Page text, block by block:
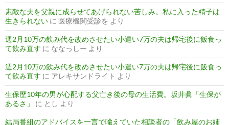
素敵な夫を父親に成らせてあげられない苦しみ。私に入った精子は
生きられない に 医療機関受診を より
週2月10万の飲み代を改めさせたい小遣い7万の夫は帰宅後に飯食っ
て飲み直す に ななっしー より
週2月10万の飲み代を改めさせたい小遣い7万の夫は帰宅後に飯食っ
て飲み直す に アレキサンドライト より
生保歴10年の男が心配する父亡き後の母の生活費。坂井眞「生保が
あるさ」
に とし より
結局番組のアドバイスを一言で喩えていた相談者の「飲み屋のお姉